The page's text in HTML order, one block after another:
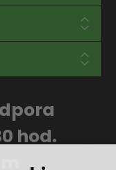
hod.